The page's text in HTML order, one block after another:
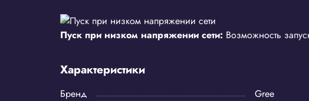
Пуск при низком напряжении сети: Возможность
Характеристики
Бренд Gree